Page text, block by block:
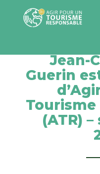
Jean-
Guerin
Tourisme
(ATR)